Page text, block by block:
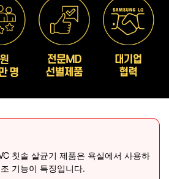
칫솔 살균기 제품은 욕실에서 사용하
기능이 특징입니다.